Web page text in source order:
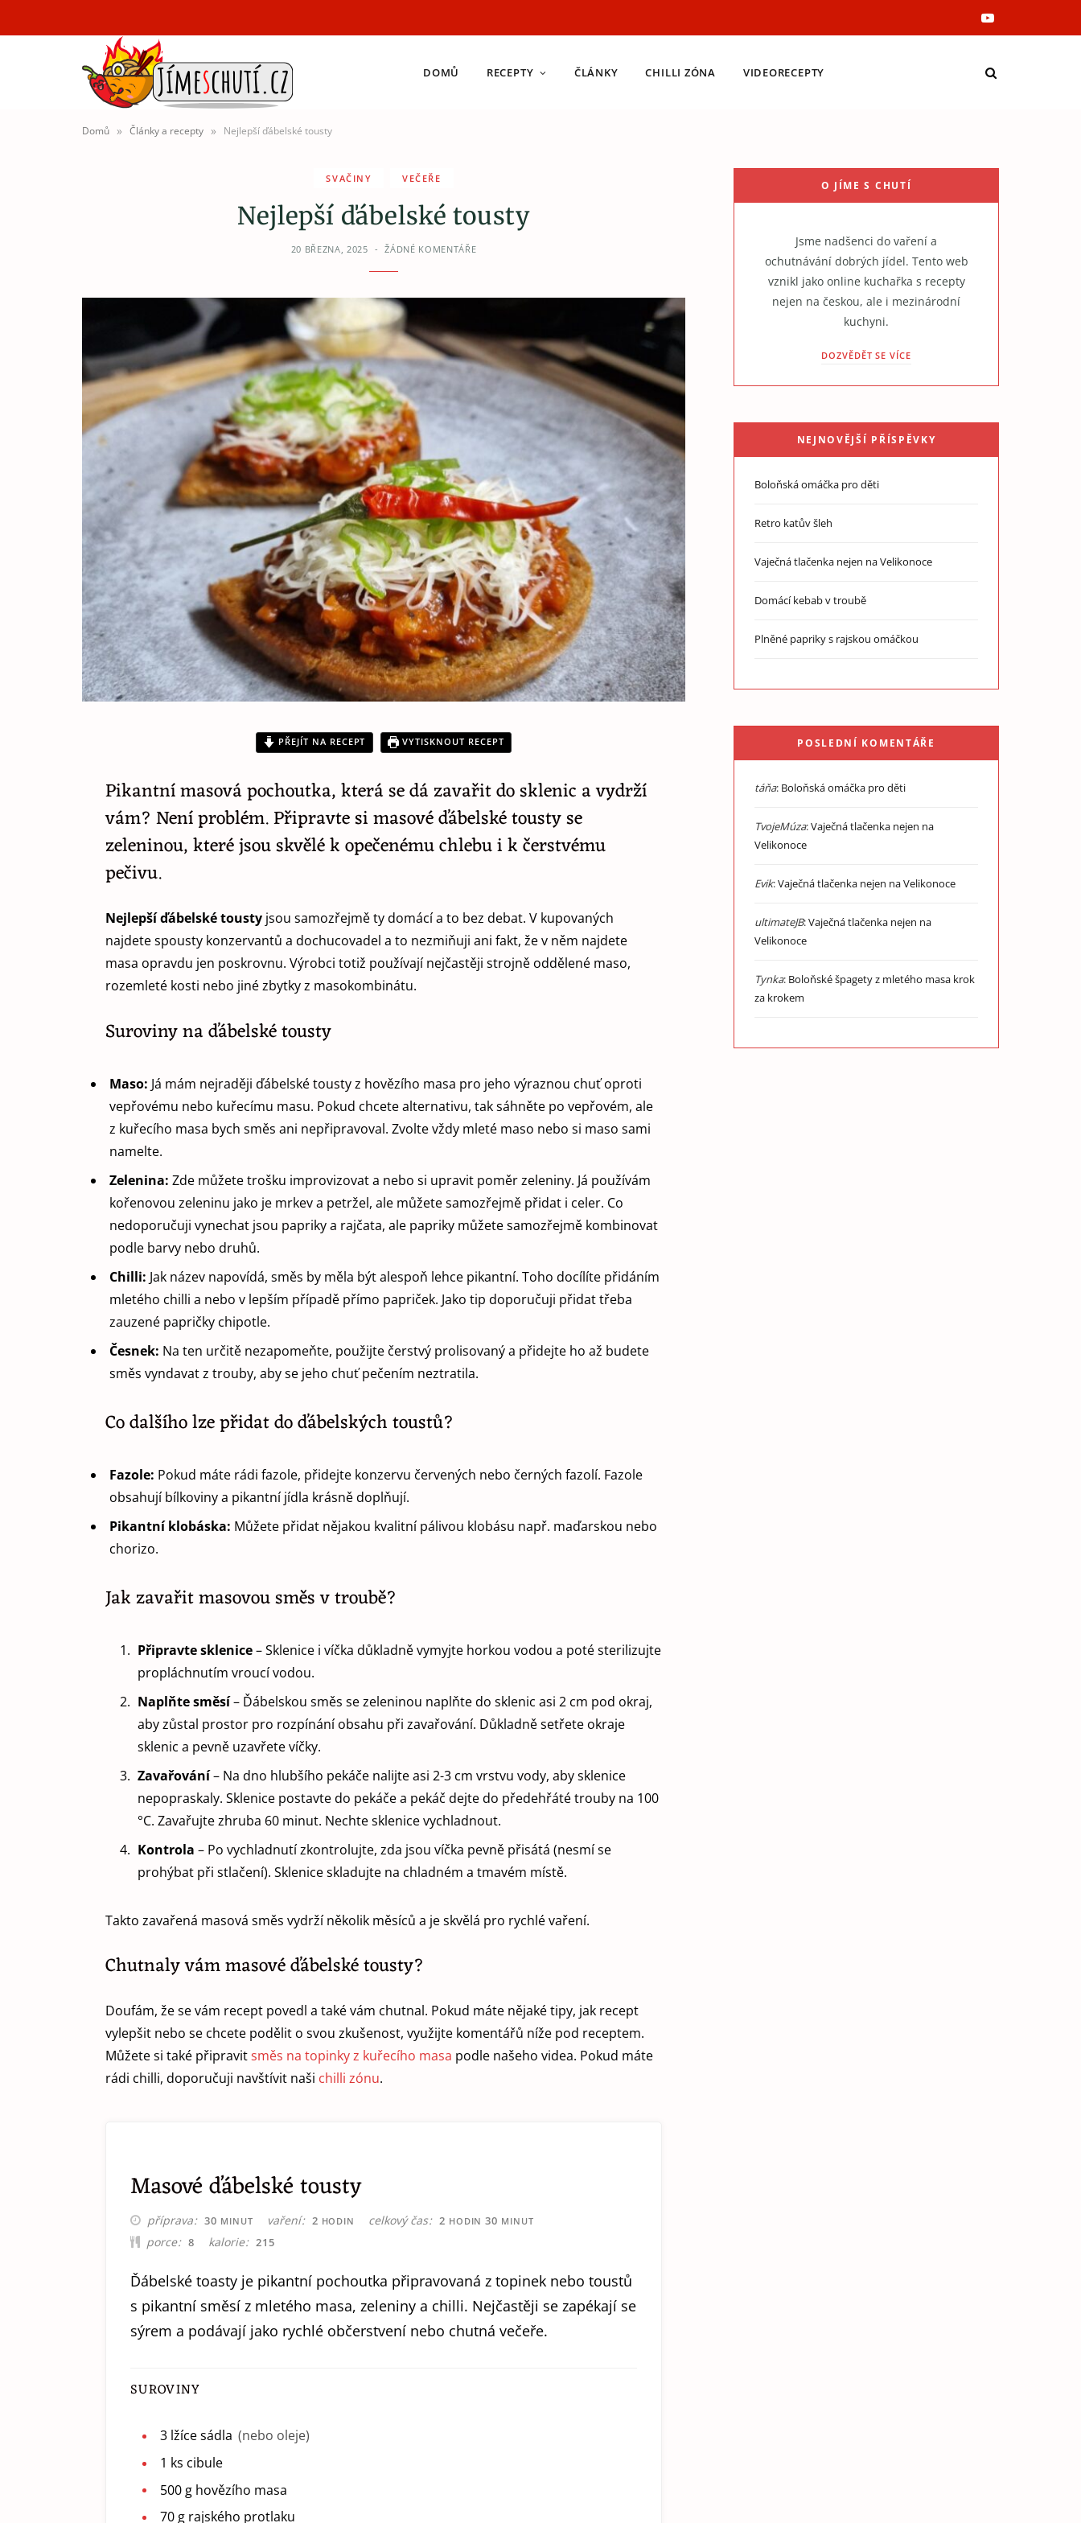
Y
DOMŮ RECEPTY ČLÁNKY CHILLI ZÓNA VIDEORECEPTY
Domů » Články a recepty » Nejlepší ďábelské tousty
SVAČINY VEČEŘE
Nejlepší ďábelské tousty
20 BŘEZNA, 2025 ŽÁDNÉ KOMENTÁŘE
PŘEJÍT NA RECEPT VYTISKNOUT RECEPT
Pikantní masová pochoutka, která se dá zavařit do sklenic a vydrží
vám? Není problém. Připravte si masové ďábelské tousty se
zeleninou, které jsou skvělé k opečenému chlebu i k čerstvému
pečivu.
Nejlepší ďábelské tousty jsou samozřejmě ty domácí a to bez debat. V kupovaných
najdete spousty konzervantů a dochucovadel a to nezmiňuji ani fakt, že v něm najdete
masa opravdu jen poskrovnu. Výrobci totiž používají nejčastěji strojně oddělené maso,
rozemleté kosti nebo jiné zbytky z masokombinátu.
Suroviny na ďábelské tousty
Maso: Já mám nejraději ďábelské tousty z hovězího masa pro jeho výraznou chuť oproti
vepřovému nebo kuřecímu masu. Pokud chcete alternativu, tak sáhněte po vepřovém, ale
z kuřecího masa bych směs ani nepřipravoval. Zvolte vždy mleté maso nebo si maso sami
namelte.
Zelenina: Zde můžete trošku improvizovat a nebo si upravit poměr zeleniny. Já používám
kořenovou zeleninu jako je mrkev a petržel, ale můžete samozřejmě přidat i celer. Co
nedoporučuji vynechat jsou papriky a rajčata, ale papriky můžete samozřejmě kombinovat
podle barvy nebo druhů.
Chilli: Jak název napovídá, směs by měla být alespoň lehce pikantní. Toho docílíte přidáním
mletého chilli a nebo v lepším případě přímo papriček. Jako tip doporučuji přidat třeba
zauzené papričky chipotle.
Česnek: Na ten určitě nezapomeňte, použijte čerstvý prolisovaný a přidejte ho až budete
směs vyndavat z trouby, aby se jeho chuť pečením neztratila.
Co dalšího lze přidat do ďábelských toustů?
Fazole: Pokud máte rádi fazole, přidejte konzervu červených nebo černých fazolí. Fazole
obsahují bílkoviny a pikantní jídla krásně doplňují.
Pikantní klobáska: Můžete přidat nějakou kvalitní pálivou klobásu např. maďarskou nebo
chorizo.
Jak zavařit masovou směs v troubě?
Připravte sklenice– Sklenice i víčka důkladně vymyjte horkou vodou a poté sterilizujte
propláchnutím vroucí vodou.
Naplňtesměsí– Ďábelskou směs se zeleninou naplňte do sklenic asi 2 cm pod okraj,
aby zůstal prostor pro rozpínání obsahu při zavařování. Důkladně setřete okraje
sklenic a pevně uzavřete víčky.
Zavařování– Na dno hlubšího pekáče nalijte asi 2-3 cm vrstvu vody, aby sklenice
nepopraskaly. Sklenice postavte do pekáče a pekáč dejte do předehřáté trouby na 100
°C. Zavařujte zhruba 60 minut. Nechte sklenice vychladnout.
Kontrola – Po vychladnutí zkontrolujte, zda jsou víčka pevně přisátá (nesmí se
prohýbat při stlačení). Sklenice skladujte na chladném a tmavém místě.
Takto zavařená masová směs vydrží několik měsíců a je skvělá pro rychlé vaření.
Chutnaly vám masové ďábelské tousty?
Doufám, že se vám recept povedl a také vám chutnal. Pokud máte nějaké tipy, jak recept
vylepšit nebo se chcete podělit o svou zkušenost, využijte komentářů níže pod receptem.
Můžete si také připravitsměs na topinky z kuřecího masa podle našeho videa. Pokud máte
rádi chilli, doporučuji navštívit naši chilli zónu.
Masové ďábelské tousty
příprava 30 MINUT
MINUT vaření 2HODIN
HODIN celkový čas 2HODIN
HODIN 30 MINUT
MINUT
porce 8 kalorie 215
Ďábelské toasty je pikantní pochoutka připravovaná z topinek nebo toustů
s pikantní směsí z mletého masa, zeleniny a chilli. Nejčastěji se zapékají se
sýrem a podávají jako rychlé občerstvení nebo chutná večeře.
SUROVINY
3 lžícesádla (nebo oleje)
1 ks cibule
500 g hovězího masa
70 g rajského protlaku
O JÍME S CHUTÍ
Jsme nadšenci do vaření a
ochutnávání dobrých jídel. Tento web
vznikl jako online kuchařka s recepty
nejen na českou, ale i mezinárodní
kuchyni.
DOZVĚDĚT SE VÍCE
NEJNOVĚJŠÍ PŘÍSPĚVKY
Boloňská omáčka pro děti
Retro katův šleh
Vaječná tlačenka nejen na Velikonoce
Domácí kebab v troubě
Plněné papriky s rajskou omáčkou
POSLEDNÍ KOMENTÁŘE
táňa: Boloňská omáčka pro děti
TvojeMúza:Vaječná tlačenka nejen na
Velikonoce
Evik:Vaječná tlačenka nejen na Velikonoce
ultimateJB:Vaječná tlačenka nejen na
Velikonoce
Tynka: Boloňské špagety z mletého masa krok
za krokem